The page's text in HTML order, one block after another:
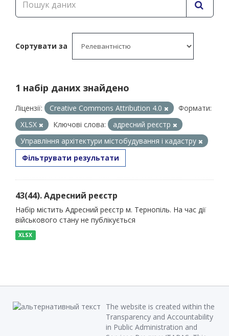
Сортувати за
1 набір даних знайдено
Ліцензії: Creative Commons Attribution 4.0
Формати:
XLSX
Ключові слова:
адресний реєстр
Управління архітектури містобудування і кадастру
Фільтрувати результати
43(44). Адресний реєстр
Набір містить Адресний реєстр м. Тернопіль. На час дії
військового стану не публікується
XLSX
The website is created within the
Transparency and Accountability
in Public Administration and